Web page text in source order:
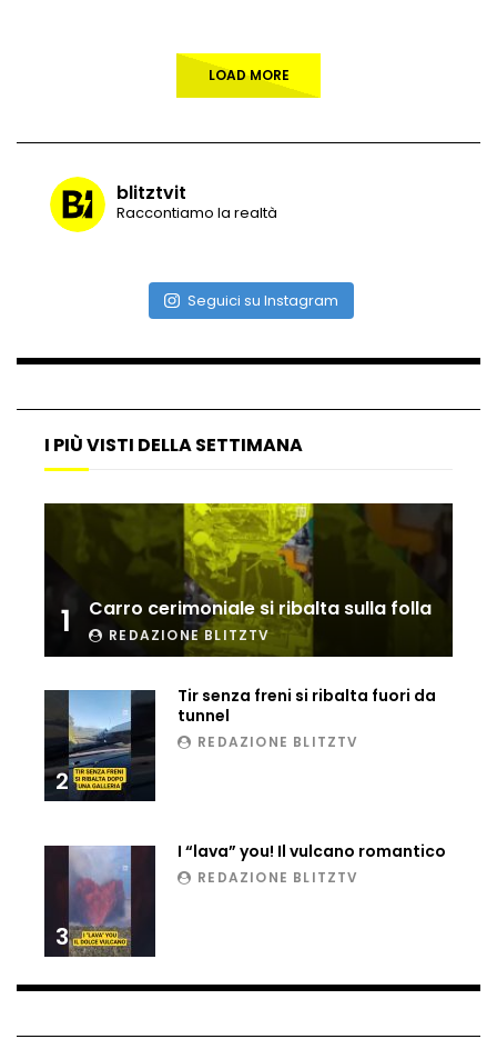
LOAD MORE
blitztvit
Raccontiamo la realtà
Seguici su Instagram
I PIÙ VISTI DELLA SETTIMANA
1 Carro cerimoniale si ribalta sulla folla
REDAZIONE BLITZTV
2
Tir senza freni si ribalta fuori da
tunnel
REDAZIONE BLITZTV
3
I “lava” you! Il vulcano romantico
REDAZIONE BLITZTV